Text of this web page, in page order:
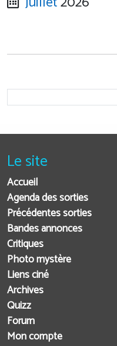
Le site
Accueil
Agenda des sorties
Précédentes sorties
Bandes annonces
Critiques
Photo mystère
Liens ciné
Archives
Quizz
Forum
Mon compte